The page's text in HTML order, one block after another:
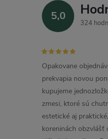
5,0
324
Opakovane
prekvapia novou
kupujeme
zmesi, ktoré sú
estetické aj
koreninách obzvlášť